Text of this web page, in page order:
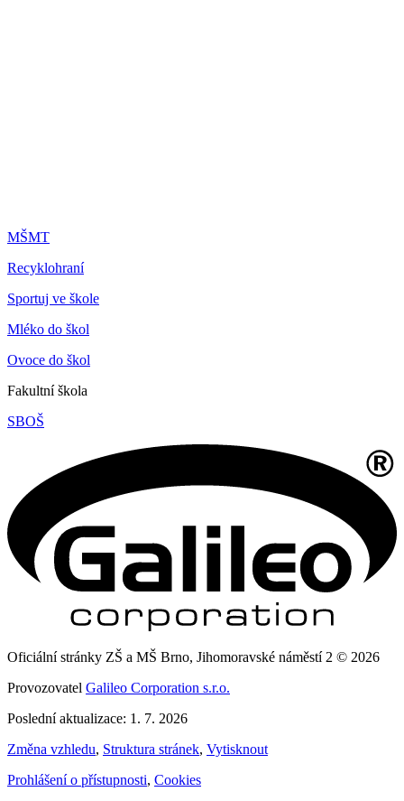
MŠMT
Recyklohraní
Sportuj ve škole
Mléko do škol
Ovoce do škol
Fakultní škola
SBOŠ
Oficiální stránky ZŠ a MŠ Brno, Jihomoravské náměstí 2 © 2026
Provozovatel Galileo Corporation s.r.o.
Poslední aktualizace: 1. 7. 2026
Změna vzhledu, Struktura stránek, Vytisknout
Prohlášení o přístupnosti, Cookies